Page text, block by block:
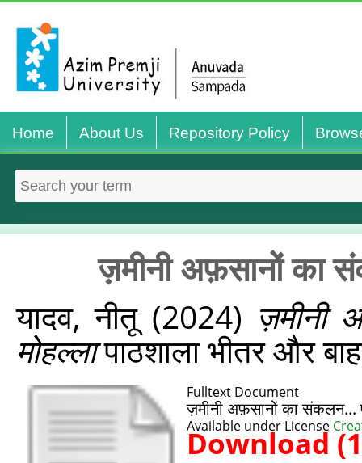
Home About Us Repository Policy
ज़मीनी अफ़सानों का
यादव, नीतू(2024) ज़मीनी
मोहल्लापाठशाला भीतर और
Fulltext Document
ज़मीनी अफ़सानों का
Available under License
Download